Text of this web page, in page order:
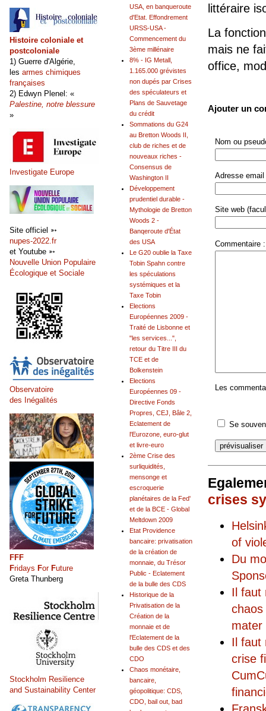
littéraire
La
mais ne
office,
Ajouter un
Nom ou
Adresse email
Site web
Commentaire :
Les
Se
crises
of
Du
Il faut
mater
Il faut
crise
USA, en banqueroute
d'Etat. Effondrement
URSS-USA -
Commencement du
3ème millénaire
8% - IG Metall,
1.165.000 grévistes
non dupés par Crises
des spéculateurs et
Plans de Sauvetage
du crédit
Sommations du G24
au Bretton Woods II,
club de riches et de
nouveaux riches -
Consensus de
Washington II
Développement
prudentiel durable -
Mythologie de Bretton
Woods 2 -
Banqeroute d'État
des USA
Le G20 oublie la Taxe
Tobin Spahn contre
les spéculations
systémiques et la
Taxe Tobin
Elections
Européennes 2009 -
Traité de Lisbonne et
"les services...",
retour du Titre III du
TCE et de
Bolkenstein
Elections
Européennes 09 -
Directive Fonds
Propres, CEJ, Bâle 2,
Eclatement de
l'Eurozone, euro-glut
et livre-euro
2ème Crise des
surliquidités,
mensonge et
escroquerie
planétaires de la Fed'
et de la BCE - Global
Meltdown 2009
Etat Providence
bancaire: privatisation
de la création de
monnaie, du Trésor
Public - Eclatement
de la bulle des CDS
Historique de la
Privatisation de la
Création de la
monnaie et de
l'Eclatement de la
bulle des CDS et des
CDO
Chaos monétaire,
bancaire,
géopolitique: CDS,
CDO, bail out, bad
Histoire coloniale et
postcoloniale
1) Guerre d'Algérie,
les armes chimiques
françaises
2) Edwyn Plenel: «
Palestine, notre blessure
»
Investigate Europe
Site officiel ➳
nupes-2022.fr
et Youtube ➳
Nouvelle Union Populaire
Écologique et Sociale
Observatoire
des Inégalités
FFF
Fridays For Future
Greta Thunberg
Stockholm Resilience
and Sustainability Center